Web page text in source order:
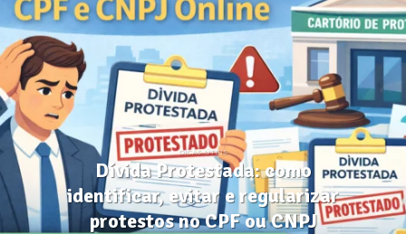
DICAS ÚTEIS
Dívida Protestada: como
identificar, evitar e regularizar
protestos no CPF ou CNPJ